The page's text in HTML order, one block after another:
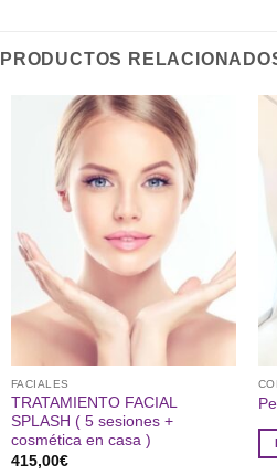
PRODUCTOS
FACIALES
TRATAMIENTO FACIAL
SPLASH ( 5 sesiones +
cosmética en casa )
415,00€